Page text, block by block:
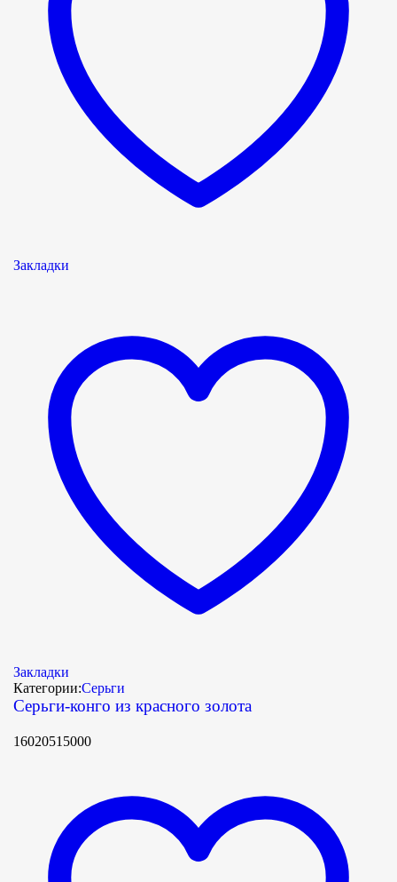
Закладки
Закладки
Категории:Серьги
Серьги-конго из красного золота
16020515000